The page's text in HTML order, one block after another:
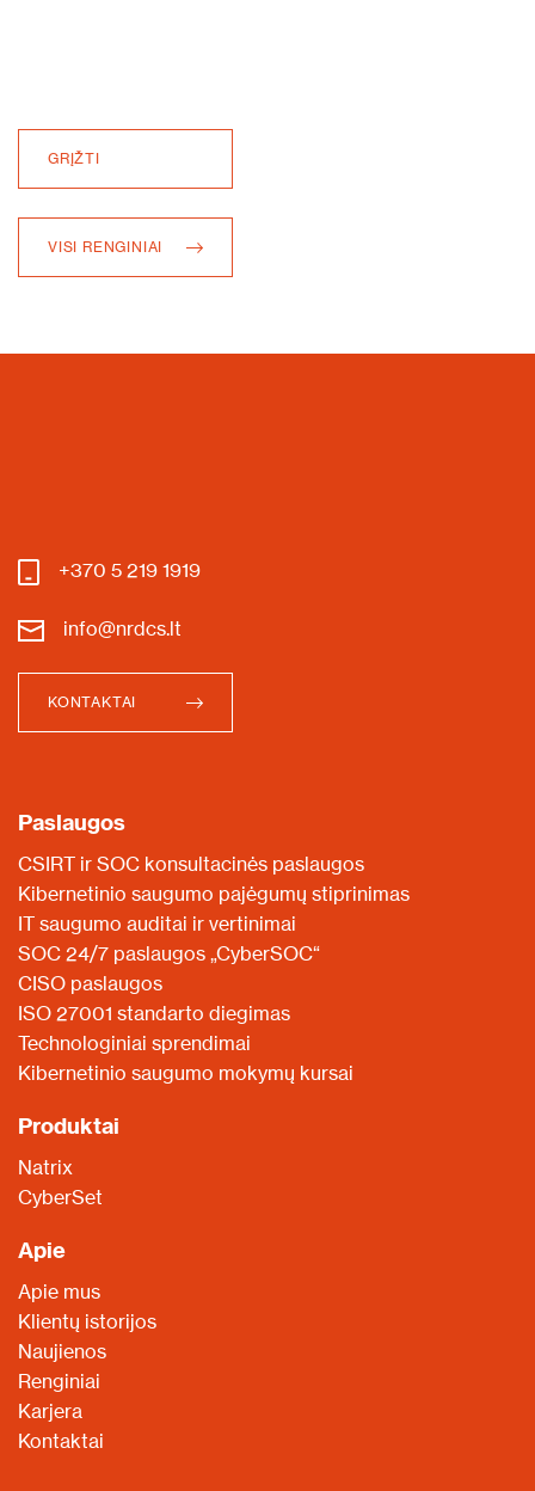
GRĮŽTI
VISI RENGINIAI
+370 5 219 1919
info@nrdcs.lt
KONTAKTAI
Paslaugos
CSIRT ir SOC konsultacinės paslaugos
Kibernetinio saugumo pajėgumų stiprinimas
IT saugumo auditai ir vertinimai
SOC 24/7 paslaugos „CyberSOC“
CISO paslaugos
ISO 27001 standarto diegimas
Technologiniai sprendimai
Kibernetinio saugumo mokymų kursai
Produktai
Natrix
CyberSet
Apie
Apie mus
Klientų istorijos
Naujienos
Renginiai
Karjera
Kontaktai